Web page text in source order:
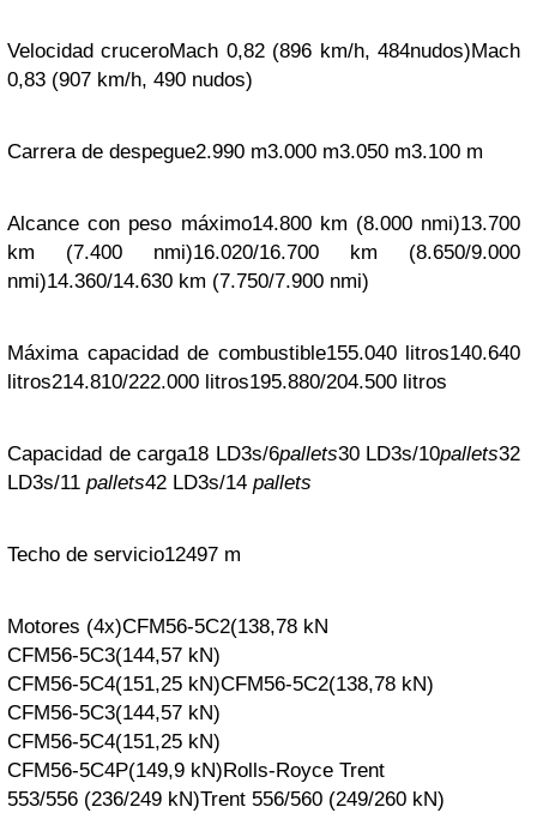
Velocidad cruceroMach 0,82 (896 km/h, 484nudos)Mach
0,83 (907 km/h, 490 nudos)
Carrera de despegue2.990 m3.000 m3.050 m3.100 m
Alcance con peso máximo14.800 km (8.000 nmi)13.700
km (7.400 nmi)16.020/16.700 km (8.650/9.000
nmi)14.360/14.630 km (7.750/7.900 nmi)
Máxima capacidad de combustible155.040 litros140.640
litros214.810/222.000 litros195.880/204.500 litros
Capacidad de carga18 LD3s/6pallets30 LD3s/10pallets32
LD3s/11 pallets42 LD3s/14 pallets
Techo de servicio12497 m
Motores (4x)CFM56-5C2(138,78 kN
CFM56-5C3(144,57 kN)
CFM56-5C4(151,25 kN)CFM56-5C2(138,78 kN)
CFM56-5C3(144,57 kN)
CFM56-5C4(151,25 kN)
CFM56-5C4P(149,9 kN)Rolls-Royce Trent
553/556 (236/249 kN)Trent 556/560 (249/260 kN)